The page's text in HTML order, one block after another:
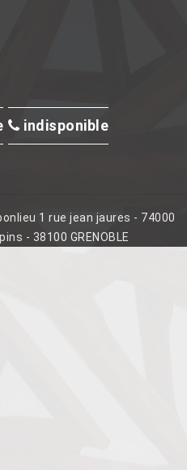
indisponible
1 rue jean jaures - 74000
- 38100 GRENOBLE